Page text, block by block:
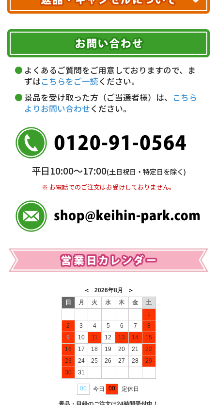
ヤマト運輸
お届け可能時間帯
午前中 14～16時
16～18時
18～20時
19～21時 指定なし
代金引換(現金のみ)
5,000円未満…330円(税込)
銀行振込(前払い)
普通 7263489
＜口座名＞ カ）ディースタイル
※ 振込み手数料お客様ご負担。
期限を含むルール（条件）や、お客様にご負担い
ただく費用がございます。
詳しくはこちら▶
よくあるご質問をご用意しておりますので、ま
ずはこちらをご一読ください。
景品を受け取った方（ご当選者様）は、 こちら
よりお問い合わせください。
平日10:00〜17:00(土日祝日・特定日を除く)
※ お電話でのご注文はお受けしておりません。